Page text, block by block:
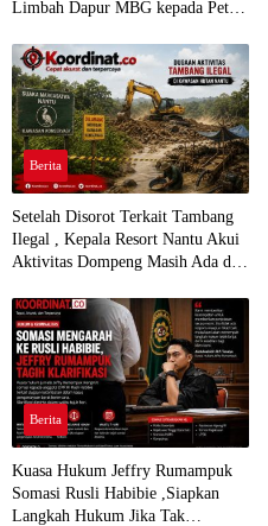
Limbah Dapur MBG kepada Petani
Berita
Setelah Disorot Terkait Tambang
Ilegal , Kepala Resort Nantu Akui
Aktivitas Dompeng Masih Ada di
Berita
Kuasa Hukum Jeffry Rumampuk
Somasi Rusli Habibie ,Siapkan
Langkah Hukum Jika Tak